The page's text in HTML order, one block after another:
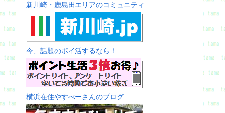
新川崎・鹿島田エリアのコミュニティ
今、話題のポイ活するなら！
横浜在住やすべーさんのブログ